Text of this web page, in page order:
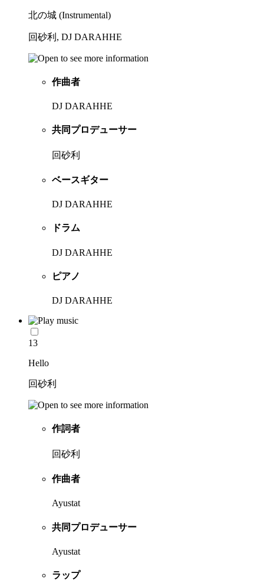
北の城 (Instrumental)
回砂利, DJ DARAHHE
作曲者
DJ DARAHHE
共同プロデューサー
回砂利
ベースギター
DJ DARAHHE
ドラム
DJ DARAHHE
ピアノ
DJ DARAHHE
13
Hello
回砂利
作詞者
回砂利
作曲者
Ayustat
共同プロデューサー
Ayustat
ラップ